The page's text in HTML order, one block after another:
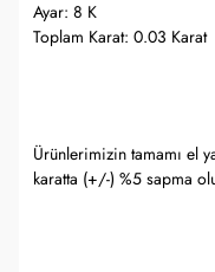
Ayar: 8 K
Toplam Karat: 0.03 Karat
Ürünlerimizin tamamı el
karatta (+/-) %5 sapma